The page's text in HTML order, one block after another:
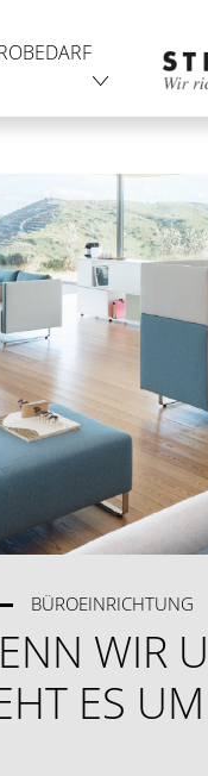
BÜROEINRICHTUNG
WIR
ES